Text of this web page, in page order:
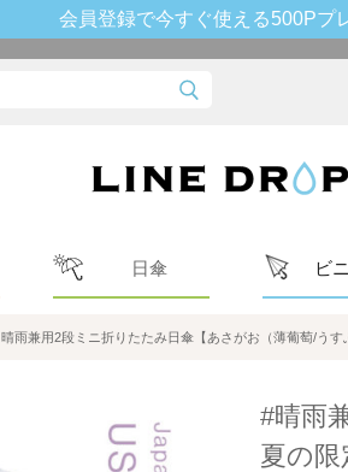
会員登録で今すぐ使える500Pプ
日傘 ビ
晴雨兼用2段ミニ折りたたみ日傘【あさがお（薄葡萄/うす
#晴雨
夏の